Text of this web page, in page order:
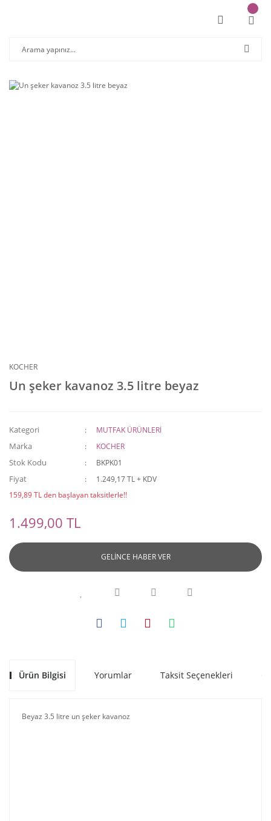
KOCHER
Un şeker kavanoz 3.5 litre beyaz
Kategori MUTFAK ÜRÜNLERİ
Marka KOCHER
Stok Kodu BKPK01
Fiyat
1.249,17 TL + KDV
159,89 TL den başlayan taksitlerle!!
1.499,00 TL
GELİNCE HABER VER
Ürün Bilgisi Yorumlar Taksit Seçenekleri
Beyaz 3.5 litre un şeker kavanoz